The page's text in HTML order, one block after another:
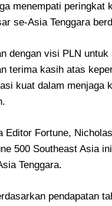
menempati peringkat
se-Asia Tenggara
dengan visi PLN
terima kasih atas
kuat dalam menjaga
Editor Fortune,
500 Southeast Asia
Tenggara.
pendapatan